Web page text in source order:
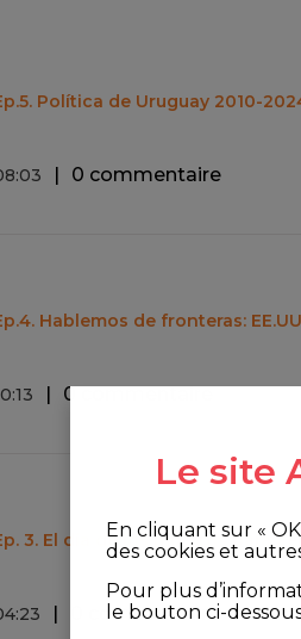
Política de Uruguay 2010-
:03 0 commentaire
Hablemos de fronteras:
:13 0 commentaire
3. El día de los muertos para
:23 0 commentaire
Le site
En cliquant sur «
des cookies et
Pour plus
le bouton ci-